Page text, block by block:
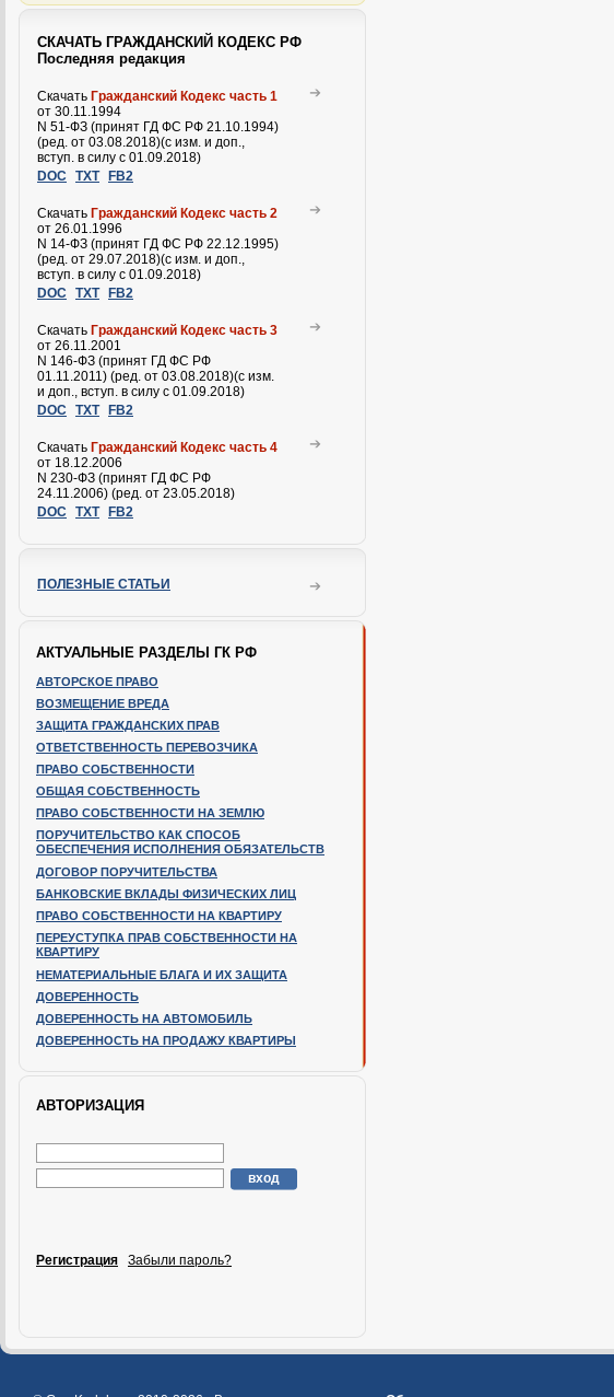
СКАЧАТЬ ГРАЖДАНСКИЙ КОДЕКС РФ
Последняя редакция
Скачать Гражданский Кодекс часть 1
от 30.11.1994
N 51-ФЗ (принят ГД ФС РФ 21.10.1994)
(ред. от 03.08.2018)(с изм. и доп.,
вступ. в силу с 01.09.2018)
DOC TXT FB2
Скачать Гражданский Кодекс часть 2
от 26.01.1996
N 14-ФЗ (принят ГД ФС РФ 22.12.1995)
(ред. от 29.07.2018)(с изм. и доп.,
вступ. в силу с 01.09.2018)
DOC TXT FB2
Скачать Гражданский Кодекс часть 3
от 26.11.2001
N 146-ФЗ (принят ГД ФС РФ
01.11.2011) (ред. от 03.08.2018)(с изм.
и доп., вступ. в силу с 01.09.2018)
DOC TXT FB2
Скачать Гражданский Кодекс часть 4
от 18.12.2006
N 230-ФЗ (принят ГД ФС РФ
24.11.2006) (ред. от 23.05.2018)
DOC TXT FB2
ПОЛЕЗНЫЕ СТАТЬИ
АКТУАЛЬНЫЕ РАЗДЕЛЫ ГК РФ
АВТОРСКОЕ ПРАВО
ВОЗМЕЩЕНИЕ ВРЕДА
ЗАЩИТА ГРАЖДАНСКИХ ПРАВ
ОТВЕТСТВЕННОСТЬ ПЕРЕВОЗЧИКА
ПРАВО СОБСТВЕННОСТИ
ОБЩАЯ СОБСТВЕННОСТЬ
ПРАВО СОБСТВЕННОСТИ НА ЗЕМЛЮ
ПОРУЧИТЕЛЬСТВО КАК СПОСОБ
ОБЕСПЕЧЕНИЯ ИСПОЛНЕНИЯ ОБЯЗАТЕЛЬСТВ
ДОГОВОР ПОРУЧИТЕЛЬСТВА
БАНКОВСКИЕ ВКЛАДЫ ФИЗИЧЕСКИХ ЛИЦ
ПРАВО СОБСТВЕННОСТИ НА КВАРТИРУ
ПЕРЕУСТУПКА ПРАВ СОБСТВЕННОСТИ НА
КВАРТИРУ
НЕМАТЕРИАЛЬНЫЕ БЛАГА И ИХ ЗАЩИТА
ДОВЕРЕННОСТЬ
ДОВЕРЕННОСТЬ НА АВТОМОБИЛЬ
ДОВЕРЕННОСТЬ НА ПРОДАЖУ КВАРТИРЫ
АВТОРИЗАЦИЯ
Регистрация Забыли пароль?